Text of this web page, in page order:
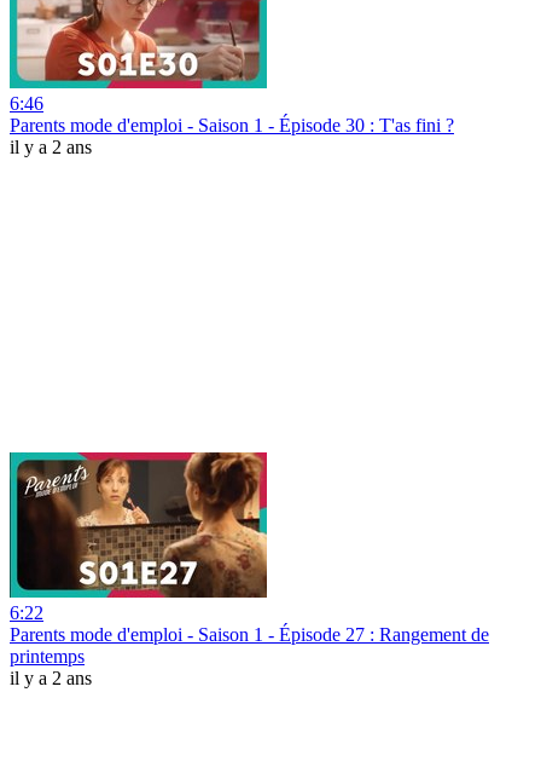
6:46
Parents mode d'emploi - Saison 1 - Épisode 30 : T'as fini ?
il y a 2 ans
6:22
Parents mode d'emploi - Saison 1 - Épisode 27 : Rangement de
printemps
il y a 2 ans